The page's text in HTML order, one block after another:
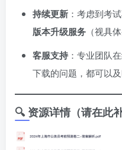
持续更新 ：考虑到考
版本升级服务 （视具
客服支持：专业团队
下载的问题，都可以及
🔍 资源详情（请在此